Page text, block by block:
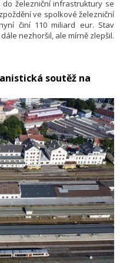
do železniční infrastruktury se
ve spolkové železniční
činí 110 miliard eur. Stav
nezhoršil, ale mírně zlepšil.
železniční infrastruktury
zaostávání.
soutěž na